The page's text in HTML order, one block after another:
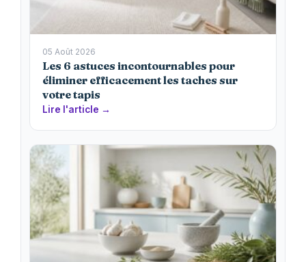
05 Août 2026
Les 6 astuces incontournables pour
éliminer efficacement les taches sur
votre tapis
Lire l'article →